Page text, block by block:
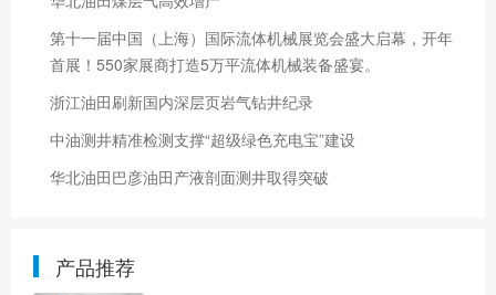
第十一届中国（上海）国际流体机械展览会盛大启幕，开年
首展！550家展商打造5万平流体机械装备盛宴。
浙江油田刷新国内深层页岩气钻井纪录
中油测井精准检测支撑“超级绿色充电宝”建设
华北油田巴彦油田产液剖面测井取得突破
产品推荐